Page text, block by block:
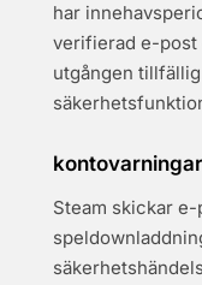
har
verifierad e-post
utgången
kontovarningar
Steam skickar